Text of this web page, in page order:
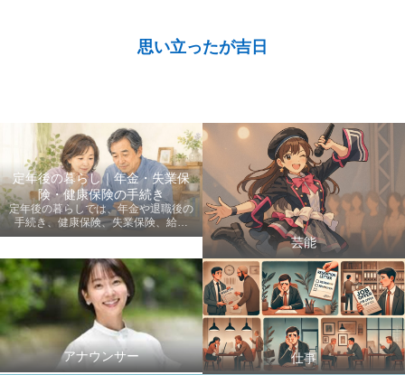
思い立ったが吉日
定年後の暮らし｜年金・失業保
険・健康保険の手続き
定年後の暮らしでは、年金や退職後の
手続き、健康保険、失業保険、給付
金、医療費など、老後に知っておきた
します。
芸能
アナウンサー 仕事